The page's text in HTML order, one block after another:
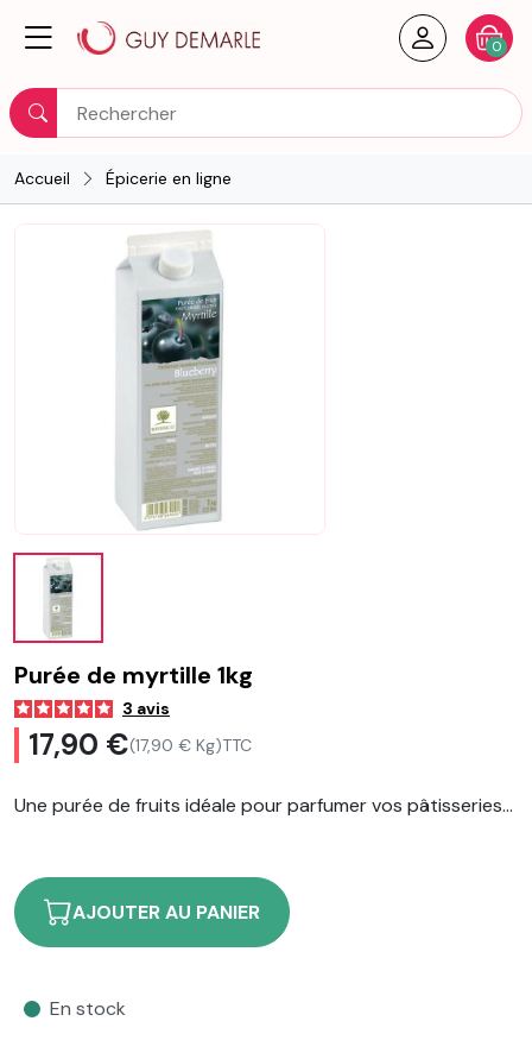
Rechercher
Créer
0
Accueil Épicerie en ligne
Purée de myrtille 1kg
3 avis
17,90 €(17,90 € Kg)TTC
Une purée de fruits idéale pour parfumer vos pâtisseries...
AJOUTER AU PANIER
En stock